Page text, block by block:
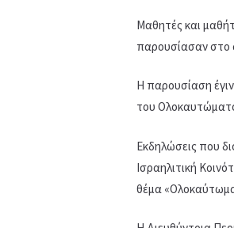
Μαθητές και
παρουσίασαν στο
Η παρουσίαση
του
Εκδηλώσεις που
Ισραηλιτική
θέμα